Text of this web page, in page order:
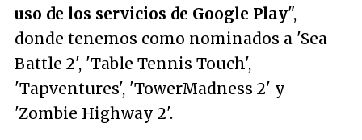
uso de los servicios de Google Play",
donde tenemos como nominados a 'Sea
Battle 2', 'Table Tennis Touch',
'Tapventures', 'TowerMadness 2' y
'Zombie Highway 2'.